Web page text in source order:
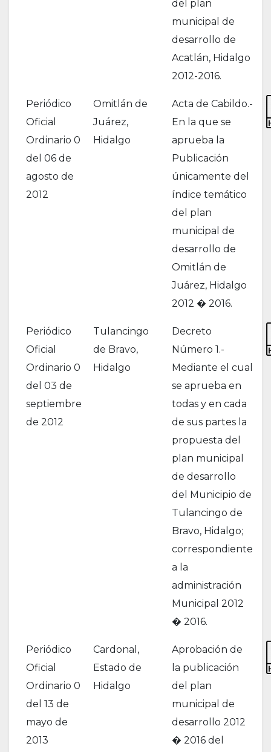
del plan
municipal de
desarrollo de
Acatlán, Hidalgo
2012-2016.
Periódico
Oficial
Ordinario 0
del 06 de
agosto de
2012
Omitlán de
Juárez,
Hidalgo
Acta de Cabildo.-
En la que se
aprueba la
Publicación
únicamente del
índice temático
del plan
municipal de
desarrollo de
Omitlán de
Juárez, Hidalgo
2012 � 2016.
Periódico
Oficial
Ordinario 0
del 03 de
septiembre
de 2012
Tulancingo
de Bravo,
Hidalgo
Decreto
Número 1.-
Mediante el cual
se aprueba en
todas y en cada
de sus partes la
propuesta del
plan municipal
de desarrollo
del Municipio de
Tulancingo de
Bravo, Hidalgo;
correspondiente
a la
administración
Municipal 2012
� 2016.
Periódico
Oficial
Ordinario 0
del 13 de
mayo de
2013
Cardonal,
Estado de
Hidalgo
Aprobación de
la publicación
del plan
municipal de
desarrollo 2012
� 2016 del